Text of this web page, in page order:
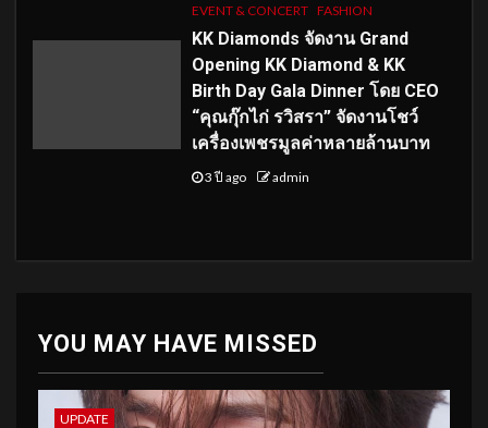
EVENT & CONCERT FASHION
KK Diamonds จัดงาน Grand
Opening KK Diamond & KK
Birth Day Gala Dinner โดย CEO
“คุณกุ๊กไก่ รวิสรา” จัดงานโชว์
เครื่องเพชรมูลค่าหลายล้านบาท
3 ปี ago admin
YOU MAY HAVE MISSED
UPDATE